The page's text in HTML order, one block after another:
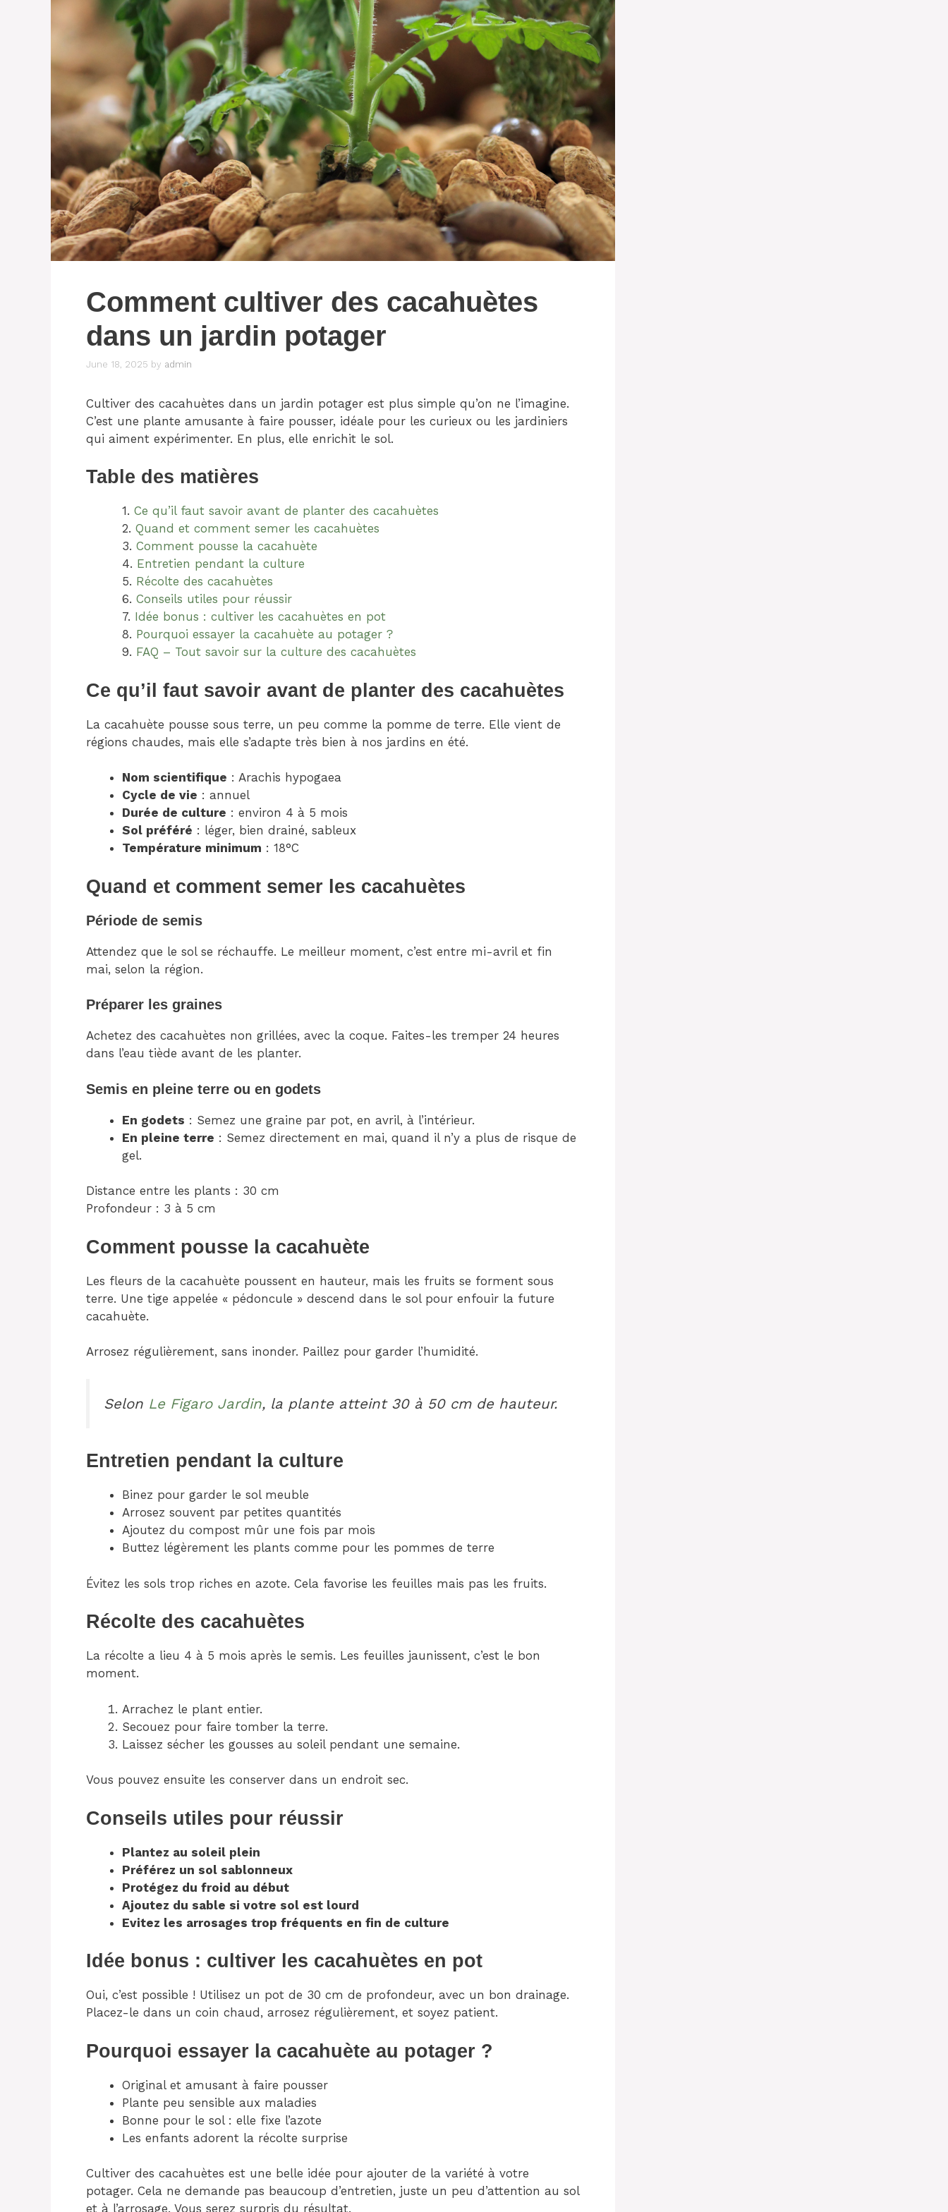
Comment cultiver des cacahuètes
dans un jardin potager
June 18, 2025 by admin
Cultiver des cacahuètes dans un jardin potager est plus simple qu’on ne l’imagine.
C’est une plante amusante à faire pousser, idéale pour les curieux ou les jardiniers
qui aiment expérimenter. En plus, elle enrichit le sol.
Table des matières
Ce qu’il faut savoir avant de planter des cacahuètes
Quand et comment semer les cacahuètes
Comment pousse la cacahuète
Entretien pendant la culture
Récolte des cacahuètes
Conseils utiles pour réussir
Idée bonus : cultiver les cacahuètes en pot
Pourquoi essayer la cacahuète au potager ?
FAQ – Tout savoir sur la culture des cacahuètes
Ce qu’il faut savoir avant de planter des cacahuètes
La cacahuète pousse sous terre, un peu comme la pomme de terre. Elle vient de
régions chaudes, mais elle s’adapte très bien à nos jardins en été.
Nom scientifique : Arachis hypogaea
Cycle de vie : annuel
Durée de culture : environ 4 à 5 mois
Sol préféré : léger, bien drainé, sableux
Température minimum : 18°C
Quand et comment semer les cacahuètes
Période de semis
Attendez que le sol se réchauffe. Le meilleur moment, c’est entre mi-avril et fin
mai, selon la région.
Préparer les graines
Achetez des cacahuètes non grillées, avec la coque. Faites-les tremper 24 heures
dans l’eau tiède avant de les planter.
Semis en pleine terre ou en godets
En godets : Semez une graine par pot, en avril, à l’intérieur.
En pleine terre : Semez directement en mai, quand il n’y a plus de risque de
gel.
Distance entre les plants : 30 cm
Profondeur : 3 à 5 cm
Comment pousse la cacahuète
Les fleurs de la cacahuète poussent en hauteur, mais les fruits se forment sous
terre. Une tige appelée « pédoncule » descend dans le sol pour enfouir la future
cacahuète.
Arrosez régulièrement, sans inonder. Paillez pour garder l’humidité.
Selon Le Figaro Jardin, la plante atteint 30 à 50 cm de hauteur.
Entretien pendant la culture
Binez pour garder le sol meuble
Arrosez souvent par petites quantités
Ajoutez du compost mûr une fois par mois
Buttez légèrement les plants comme pour les pommes de terre
Évitez les sols trop riches en azote. Cela favorise les feuilles mais pas les fruits.
Récolte des cacahuètes
La récolte a lieu 4 à 5 mois après le semis. Les feuilles jaunissent, c’est le bon
moment.
Arrachez le plant entier.
Secouez pour faire tomber la terre.
Laissez sécher les gousses au soleil pendant une semaine.
Vous pouvez ensuite les conserver dans un endroit sec.
Conseils utiles pour réussir
Plantez au soleil plein
Préférez un sol sablonneux
Protégez du froid au début
Ajoutez du sable si votre sol est lourd
Evitez les arrosages trop fréquents en fin de culture
Idée bonus : cultiver les cacahuètes en pot
Oui, c’est possible ! Utilisez un pot de 30 cm de profondeur, avec un bon drainage.
Placez-le dans un coin chaud, arrosez régulièrement, et soyez patient.
Pourquoi essayer la cacahuète au potager ?
Original et amusant à faire pousser
Plante peu sensible aux maladies
Bonne pour le sol : elle fixe l’azote
Les enfants adorent la récolte surprise
Cultiver des cacahuètes est une belle idée pour ajouter de la variété à votre
potager. Cela ne demande pas beaucoup d’entretien, juste un peu d’attention au sol
et à l’arrosage. Vous serez surpris du résultat.